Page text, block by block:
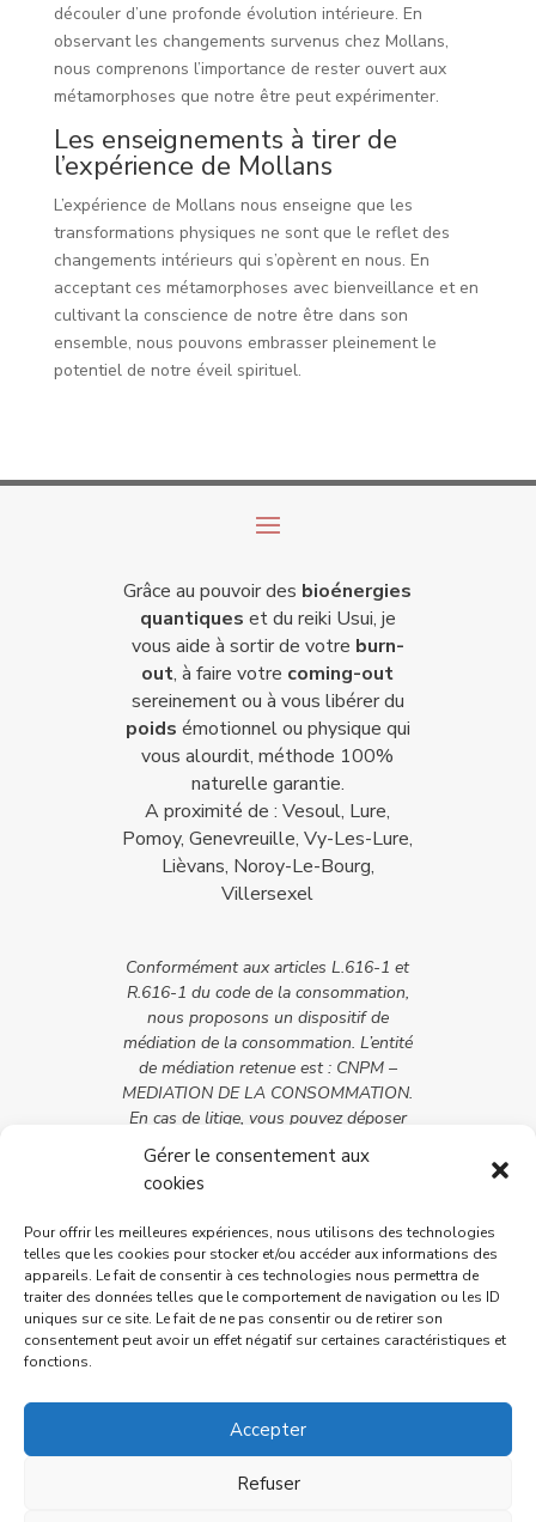
Gérer le consentement aux
cookies
Pour offrir les meilleures expériences, nous utilisons des technologies
telles que les cookies pour stocker et/ou accéder aux informations des
appareils. Le fait de consentir à ces technologies nous permettra de
traiter des données telles que le comportement de navigation ou les ID
uniques sur ce site. Le fait de ne pas consentir ou de retirer son
consentement peut avoir un effet négatif sur certaines caractéristiques et
fonctions.
Accepter
Refuser
découler d’une profonde évolution intérieure. En
observant les changements survenus chez Mollans,
nous comprenons l’importance de rester ouvert aux
métamorphoses que notre être peut expérimenter.
Les enseignements à tirer de
l’expérience de Mollans
L’expérience de Mollans nous enseigne que les
transformations physiques ne sont que le reflet des
changements intérieurs qui s’opèrent en nous. En
acceptant ces métamorphoses avec bienveillance et en
cultivant la conscience de notre être dans son
ensemble, nous pouvons embrasser pleinement le
potentiel de notre éveil spirituel.
Grâce au pouvoir des bioénergies
quantiques et du reiki Usui, je
vous aide à sortir de votre burn-
out, à faire votre coming-out
sereinement ou à vous libérer du
poids émotionnel ou physique qui
vous alourdit, méthode 100%
naturelle garantie.
A proximité de : Vesoul, Lure,
Pomoy, Genevreuille, Vy-Les-Lure,
Lièvans, Noroy-Le-Bourg,
Villersexel
Conformément aux articles L.616-1 et
R.616-1 du code de la consommation,
nous proposons un dispositif de
médiation de la consommation. L’entité
de médiation retenue est : CNPM –
MEDIATION DE LA CONSOMMATION.
En cas de litige, vous pouvez déposer
votre réclamation sur son site :
https://cnpm-mediation-
consommation.eu ou par voie postale
CONSOMMATION – 27 avenue de la
libération – 42400 Saint-Chamond